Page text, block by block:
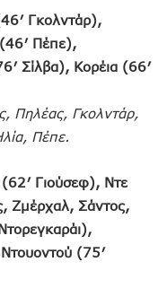
Γκολντάρ),
Πέπε),
Σίλβα), Κορέια (66′
Πηλέας, Γκολντάρ,
Πέπε.
Γιούσεφ), Ντε
Ζμέρχαλ, Σάντος,
(75′